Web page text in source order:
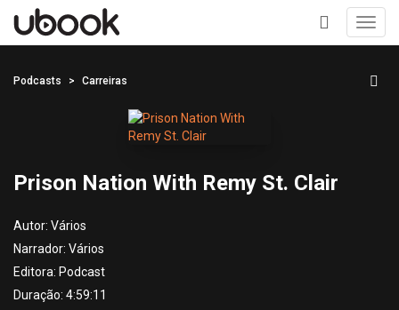
+
Podcasts Carreiras
Prison Nation With Remy St. Clair
Autor: Vários
Narrador: Vários
Editora: Podcast
Duração: 4:59:11